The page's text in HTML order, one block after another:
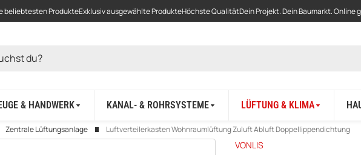
beliebtesten ProdukteExklusiv ausgewählte ProdukteHöchste QualitätDein Projekt. Dein Baumarkt. Online
& HANDWERK KANAL- & ROHRSYSTEME LÜFTUNG & KLIMA
Zentrale Lüftungsanlage Luftverteilerkasten Wohnraumlüftung Zuluft Abluft Doppellippendichtung
VONLIS